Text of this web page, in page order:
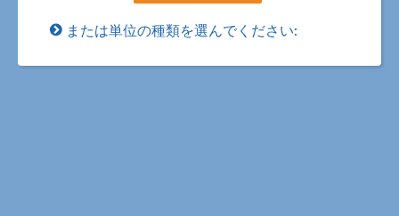
または単位の種類を選んでください: